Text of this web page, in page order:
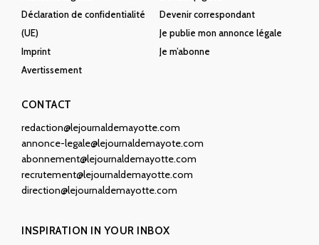
Déclaration de confidentialité
(UE)
Imprint
Avertissement
Devenir correspondant
Je publie mon annonce légale
Je m’abonne
CONTACT
redaction@lejournaldemayotte.com
annonce-legale@lejournaldemayote.com
abonnement@lejournaldemayotte.com
recrutement@lejournaldemayotte.com
direction@lejournaldemayotte.com
INSPIRATION IN YOUR INBOX